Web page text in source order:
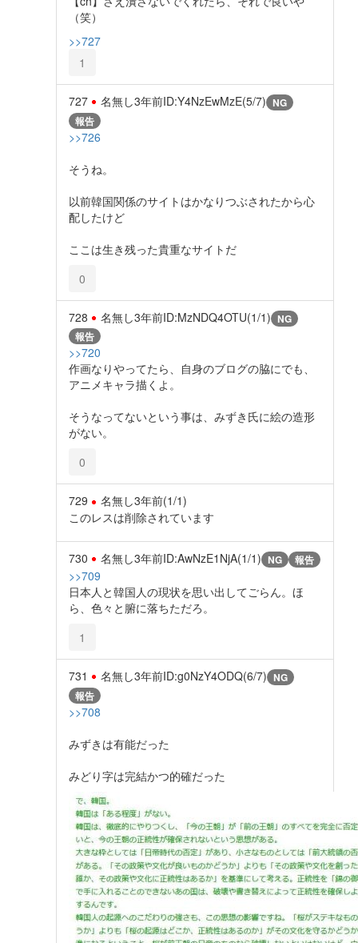
（笑）
>>727
1
727 名無し3年前ID:Y4NzEwMzE(5/7) NG
報告
>>726
そうね。
以前韓国関係のサイトはかなりつぶされたから心
配したけど
ここは生き残った貴重なサイトだ
0
728 名無し3年前ID:MzNDQ4OTU(1/1) NG
報告
>>720
作画なりやってたら、自身のブログの脇にでも、
アニメキャラ描くよ。
そうなってないという事は、みずき氏に絵の造形
がない。
0
729 名無し3年前(1/1)
このレスは削除されています
730 名無し3年前ID:AwNzE1NjA(1/1) NG 報告
>>709
日本人と韓国人の現状を思い出してごらん。ほ
ら、色々と腑に落ちただろ。
1
731 名無し3年前ID:g0NzY4ODQ(6/7) NG
報告
>>708
みずきは有能だった
みどり字は完結かつ的確だった